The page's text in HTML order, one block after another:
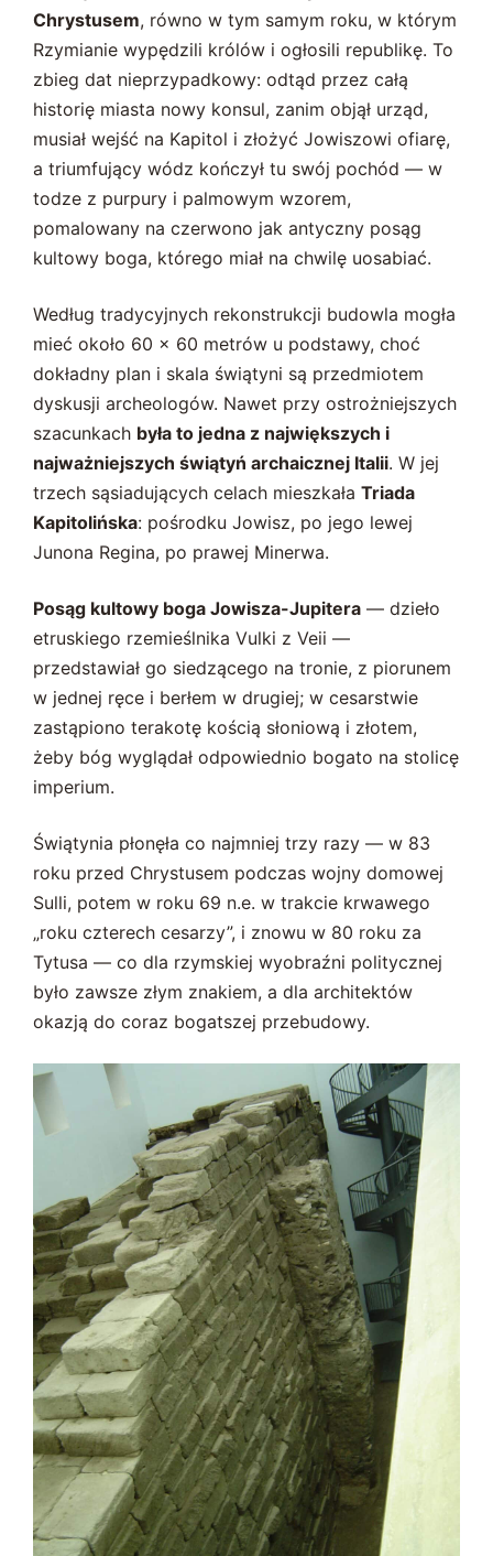
Chrystusem, równo w tym samym roku, w którym
Rzymianie wypędzili królów i ogłosili republikę. To
zbieg dat nieprzypadkowy: odtąd przez całą
historię miasta nowy konsul, zanim objął urząd,
musiał wejść na Kapitol i złożyć Jowiszowi ofiarę,
a triumfujący wódz kończył tu swój pochód — w
todze z purpury i palmowym wzorem,
pomalowany na czerwono jak antyczny posąg
kultowy boga, którego miał na chwilę uosabiać.
Według tradycyjnych rekonstrukcji budowla mogła
mieć około 60 × 60 metrów u podstawy, choć
dokładny plan i skala świątyni są przedmiotem
dyskusji archeologów. Nawet przy ostrożniejszych
szacunkach była to jedna z największych i
najważniejszych świątyń archaicznej Italii. W jej
trzech sąsiadujących celach mieszkała Triada
Kapitolińska: pośrodku Jowisz, po jego lewej
Junona Regina, po prawej Minerwa.
Posąg kultowy boga Jowisza-Jupitera — dzieło
etruskiego rzemieślnika Vulki z Veii —
przedstawiał go siedzącego na tronie, z piorunem
w jednej ręce i berłem w drugiej; w cesarstwie
zastąpiono terakotę kością słoniową i złotem,
żeby bóg wyglądał odpowiednio bogato na stolicę
imperium.
Świątynia płonęła co najmniej trzy razy — w 83
roku przed Chrystusem podczas wojny domowej
Sulli, potem w roku 69 n.e. w trakcie krwawego
„roku czterech cesarzy”, i znowu w 80 roku za
Tytusa — co dla rzymskiej wyobraźni politycznej
było zawsze złym znakiem, a dla architektów
okazją do coraz bogatszej przebudowy.